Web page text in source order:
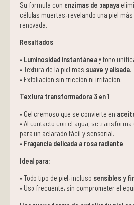
Su fórmula con enzimas de papaya
células muertas, revelando una piel
renovada.
Resultados
• Luminosidad instantáneay tono
• Textura de la piel más suave y alisada.
• Exfoliación sin fricción ni irritación.
Textura transformadora 3 en 1
• Gel cremoso que se convierte en
• Al contacto con el agua, se transforma
para un aclarado fácil y sensorial.
• Fragancia delicada a rosa radiante.
Ideal para:
• Todo tipo de piel, incluso sensibles y
• Uso frecuente, sin comprometer el